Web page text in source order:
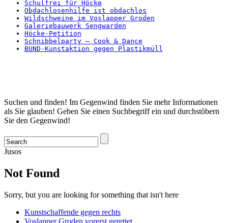
Schulfrei für Höcke
Obdachlosenhilfe ist obdachlos
Wildschweine im Voslapper Groden
Galeriebauwerk Sengwarden
Höcke-Petition
Schnibbelparty – Cook & Dance
BUND-Kunstaktion gegen Plastikmüll
Startseite
Suchen und finden! Im Gegenwind finden Sie mehr Informationen
als Sie glauben! Geben Sie einen Suchbegriff ein und durchstöbern
Sie den Gegenwind!
Jusos
Not Found
Sorry, but you are looking for something that isn't here
Kunstschaffende gegen rechts